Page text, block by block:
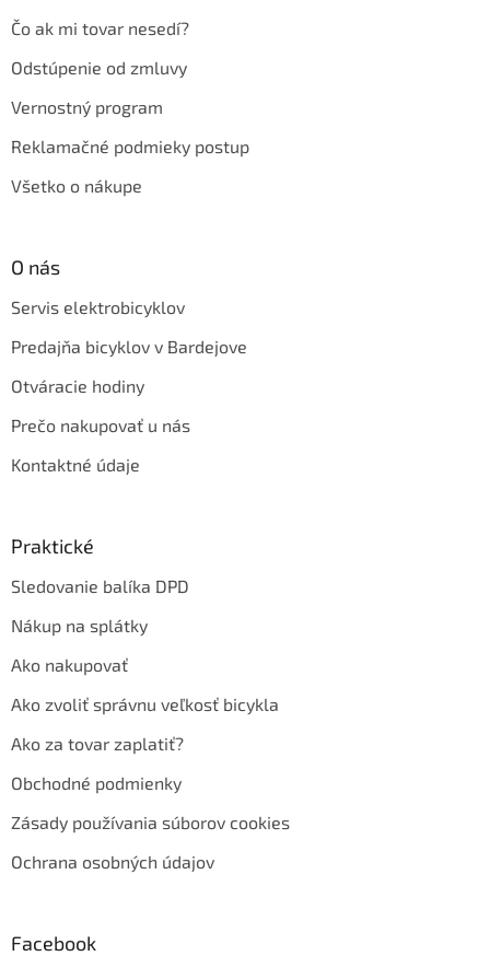
Čo ak mi tovar nesedí?
Odstúpenie od zmluvy
Vernostný program
Reklamačné podmieky postup
Všetko o nákupe
O nás
Servis elektrobicyklov
Predajňa bicyklov v Bardejove
Otváracie hodiny
Prečo nakupovať u nás
Kontaktné údaje
Praktické
Sledovanie balíka DPD
Nákup na splátky
Ako nakupovať
Ako zvoliť správnu veľkosť bicykla
Ako za tovar zaplatiť?
Obchodné podmienky
Zásady používania súborov cookies
Ochrana osobných údajov
Facebook